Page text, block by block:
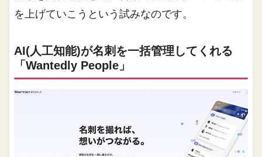
を上げていこうという試みなのです。
AI(人工知能)が名刺を一括管理してくれる
「Wantedly People」